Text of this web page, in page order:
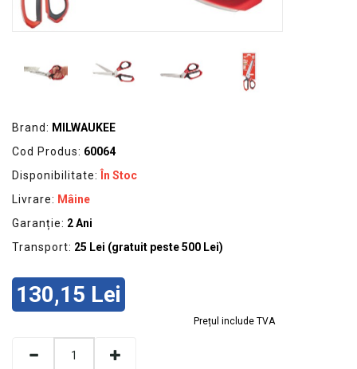
ECHIPAMENTE
DE
KITURI
Brand: MILWAUKEE
Cod Produs: 60064
Disponibilitate:
În Stoc
Livrare: Mâine
Garanție: 2 Ani
Transport: 25 Lei (gratuit peste 500 Lei)
130,15 Lei
Prețul include TVA